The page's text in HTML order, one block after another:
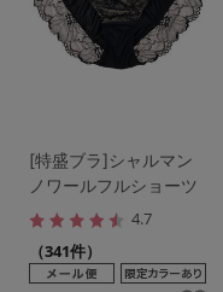
[特盛ブラ]シャルマン
ノワールフルショーツ
4.7
（341件）